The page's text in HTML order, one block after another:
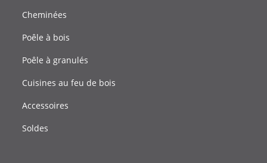
Cheminées
Poêle à bois
Poêle à granulés
Cuisines au feu de bois
Accessoires
Soldes